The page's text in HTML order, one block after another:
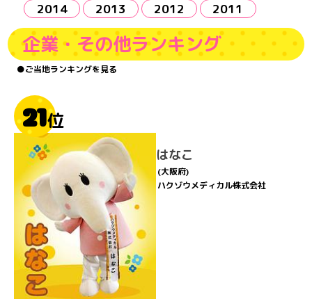
2014
2013 2012 2011
企業・その他ランキング
●ご当地ランキングを見る
21位
はなこ
(大阪府)
ハクゾウメディカル株式会社